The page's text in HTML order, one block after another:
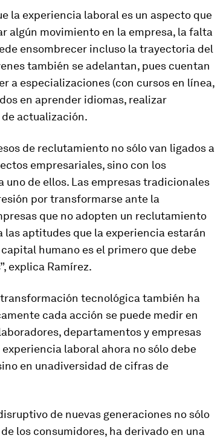
la experiencia laboral es un aspecto que
algún movimiento en la empresa, la falta
ensombrecer incluso la trayectoria del
también se adelantan, pues cuentan
a especializaciones (con cursos en línea,
en aprender idiomas, realizar
actualización.
de reclutamiento no sólo van ligados a
empresariales, sino con los
uno de ellos. Las empresas tradicionales
por transformarse ante la
que no adopten un reclutamiento
las aptitudes que la experiencia estarán
humano es el primero que debe
explica Ramírez.
tecnológica también ha
cada acción se puede medir en
departamentos y empresas
laboral ahora no sólo debe
en unadiversidad de cifras de
de nuevas generaciones no sólo
los consumidores, ha derivado en una